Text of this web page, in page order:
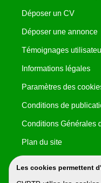
Les cookies permettent
Déposer un CV
Déposer une annonce
Témoignages
Informations légales
Paramètres des
Conditions de
Conditions Générales
Plan du site